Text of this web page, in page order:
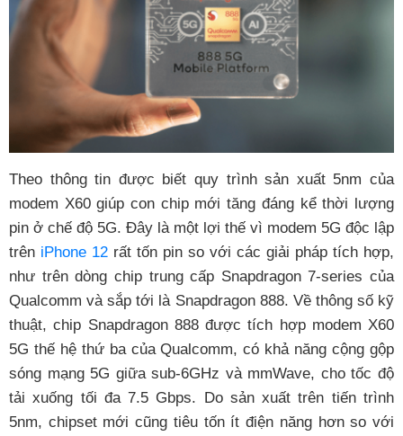
Theo thông tin được biết quy trình sản xuất 5nm của
modem X60 giúp con chip mới tăng đáng kể thời lượng
pin ở chế độ 5G. Đây là một lợi thế vì modem 5G độc lập
trên iPhone 12 rất tốn pin so với các giải pháp tích hợp,
như trên dòng chip trung cấp Snapdragon 7-series của
Qualcomm và sắp tới là Snapdragon 888. Về thông số kỹ
thuật, chip Snapdragon 888 được tích hợp modem X60
5G thế hệ thứ ba của Qualcomm, có khả năng cộng gộp
sóng mạng 5G giữa sub-6GHz và mmWave, cho tốc độ
tải xuống tối đa 7.5 Gbps. Do sản xuất trên tiến trình
5nm, chipset mới cũng tiêu tốn ít điện năng hơn so với